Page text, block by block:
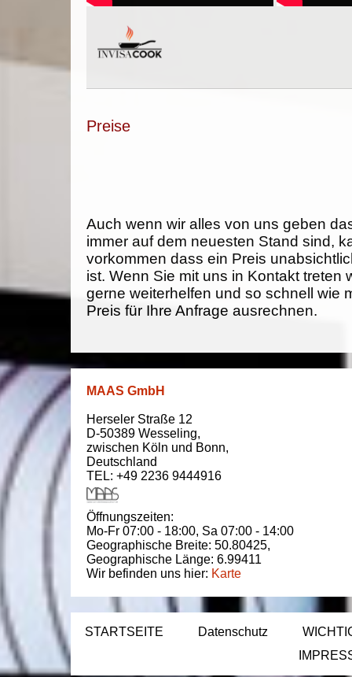
Preise
Auch wenn wir alles von uns geben
immer auf dem neuesten Stand sind,
vorkommen dass ein Preis
ist. Wenn Sie mit uns in Kontakt treten
gerne weiterhelfen und so schnell wie
Preis für Ihre Anfrage ausrechnen.
MAAS GmbH
Herseler Straße 12
D-50389 Wesseling,
zwischen Köln und Bonn,
Deutschland
TEL: +49 2236 9444916
Öffnungszeiten:
Mo-Fr 07:00 - 18:00, Sa 07:00 - 14:00
Geographische Breite: 50.80425,
Geographische Länge: 6.99411
Wir befinden uns hier: Karte
STARTSEITE Datenschutz